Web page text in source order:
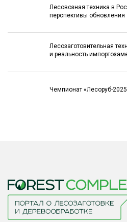
Лесовозная техника в
перспективы обновления
Лесозаготовительная
и реальность
Чемпионат «Лесоруб-